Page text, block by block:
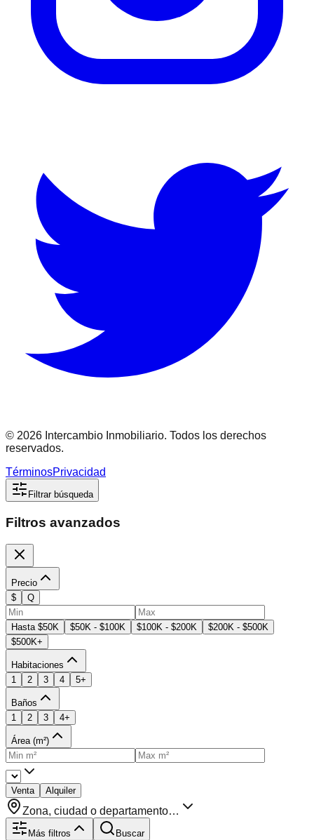
© 2026 Intercambio Inmobiliario. Todos los derechos
reservados.
TérminosPrivacidad
Filtrar búsqueda
Filtros avanzados
Precio
$
Q
Hasta $50K $50K - $100K $100K - $200K
$200K - $500K
$500K+
Habitaciones
1
2 3 4 5+
Baños
1
2 3 4+
Área (m²)
Venta Alquiler
Zona, ciudad o departamento…
Más filtros Buscar